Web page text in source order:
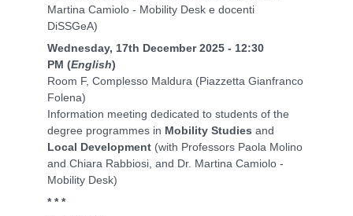
Martina Camiolo - Mobility Desk e docenti
DiSSGeA)
Wednesday, 17th December 2025 - 12:30
PM (English)
Room F, Complesso Maldura (Piazzetta Gianfranco
Folena)
Information meeting dedicated to students of the
degree programmes in Mobility Studies and
Local Development (with Professors Paola Molino
and Chiara Rabbiosi, and Dr. Martina Camiolo -
Mobility Desk)
* * *